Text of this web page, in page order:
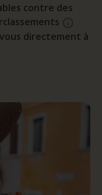
contre des
directement à